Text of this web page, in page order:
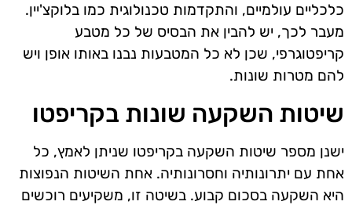
כלכליים עולמיים, והתקדמות טכנולוגית כמו בלוקצ'יין.
מעבר לכך, יש להבין את הבסיס של כל מטבע
קריפטוגרפי, שכן לא כל המטבעות נבנו באותו אופן ויש
להם מטרות שונות.
שיטות השקעה שונות בקריפטו
ישנן מספר שיטות השקעה בקריפטו שניתן לאמץ, כל
אחת עם יתרונותיה וחסרונותיה. אחת השיטות הנפוצות
היא השקעה בסכום קבוע. בשיטה זו, משקיעים רוכשים